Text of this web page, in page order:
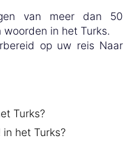
van meer dan 50
in het Turks.
op uw reis Naar
Turks?
in het Turks?